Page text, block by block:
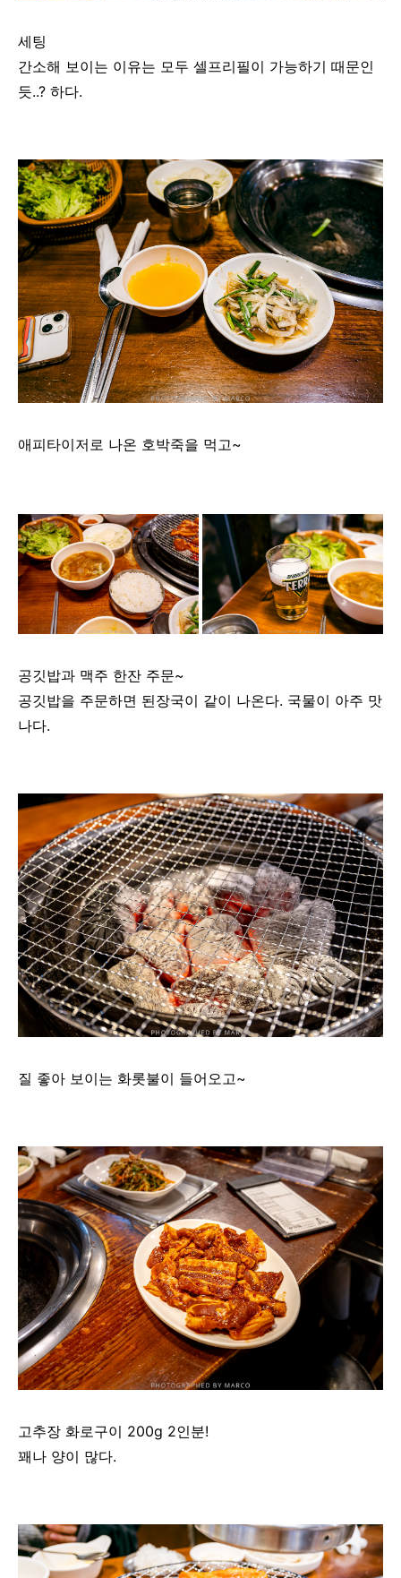
세팅
간소해 보이는 이유는 모두 셀프리필이 가능하기 때문인
듯..? 하다.
애피타이저로 나온 호박죽을 먹고~
공깃밥과 맥주 한잔 주문~
공깃밥을 주문하면 된장국이 같이 나온다. 국물이 아주 맛
나다.
질 좋아 보이는 화롯불이 들어오고~
고추장 화로구이 200g 2인분!
꽤나 양이 많다.